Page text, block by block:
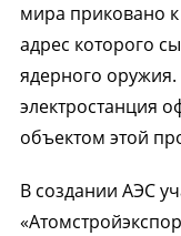
мира приковано
адрес которого
ядерного
электростанция
объектом этой
В создании АЭС